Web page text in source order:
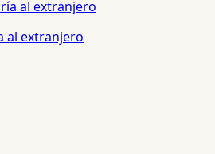
al extranjero